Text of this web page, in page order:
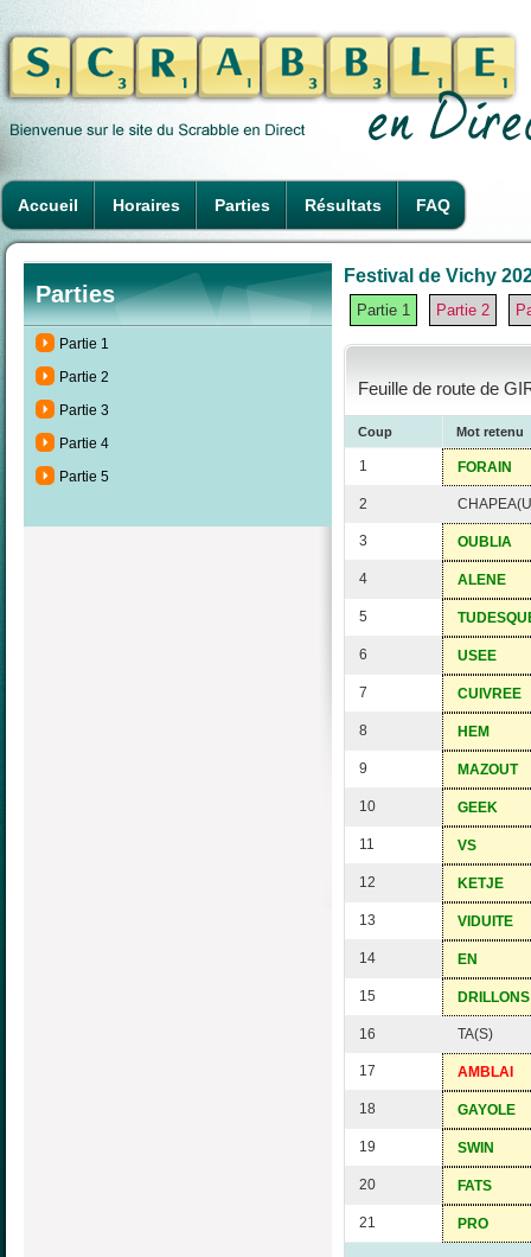
Accueil Horaires Parties Résultats FAQ
Parties
Partie 1
Partie 2
Partie 3
Partie 4
Partie 5
Festival de Vichy
Partie 1 Partie 2
Feuille de route de
Coup Mot retenu
1 FORAIN
2
3 OUBLIA
4 ALENE
5
6 USEE
7 CUIVREE
8 HEM
9 MAZOUT
10 GEEK
11 VS
12 KETJE
13 VIDUITE
14 EN
15 DRILLONS
16 TA(S)
17 AMBLAI
18 GAYOLE
19 SWIN
20 FATS
21 PRO